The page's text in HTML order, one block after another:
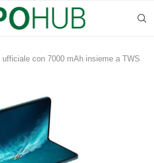
con 7000 mAh insieme a TWS